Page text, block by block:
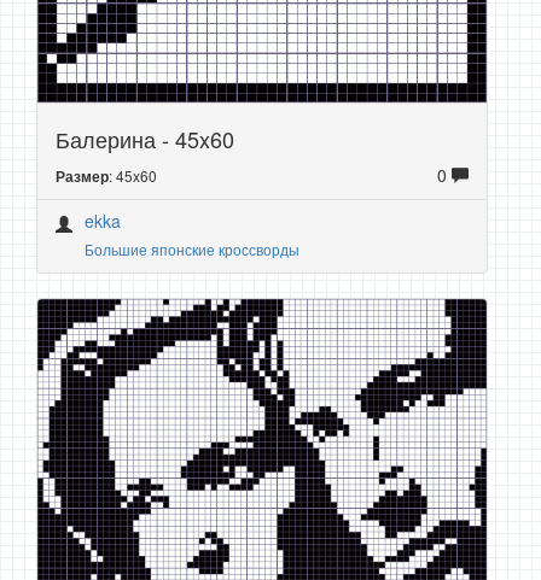
Балерина - 45x60
Размер: 45x60
0
ekka
Большие японские кроссворды